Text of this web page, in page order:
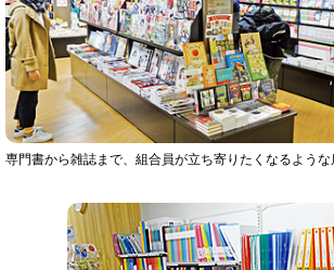
専門書から雑誌まで、組合員が立ち寄りたくなるよう